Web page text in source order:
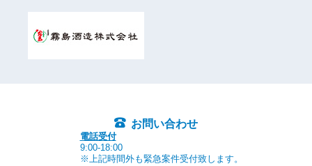
お問い合わせ
電話受付
9:00-18:00
※上記時間外も緊急案件受付致します。